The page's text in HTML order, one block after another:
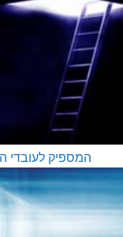
המספיק לעובדי